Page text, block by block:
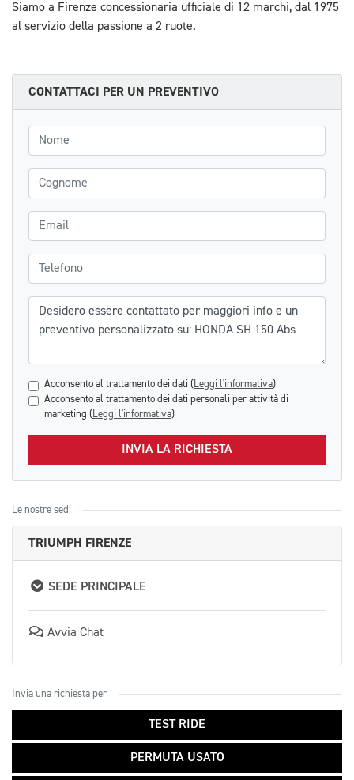
Siamo a Firenze concessionaria ufficiale di 12 marchi, dal 1975
al servizio della passione a 2 ruote.
CONTATTACI PER UN PREVENTIVO
Nome
Cognome
Email
Telefono
Messaggio
Acconsento al trattamento dei dati ( Leggi l'informativa)
Acconsento al trattamento dei dati personali per attività di
marketing ( Leggi l'informativa)
INVIA LA RICHIESTA
Le nostre sedi
TRIUMPH FIRENZE
SEDE PRINCIPALE
Avvia Chat
Invia una richiesta per
TEST RIDE
PERMUTA USATO